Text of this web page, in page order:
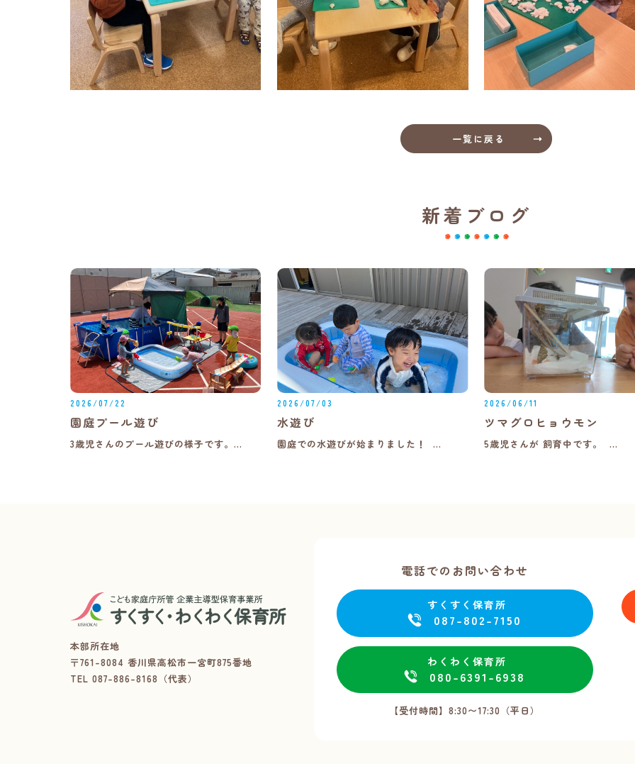
一覧に戻る
新着ブログ
2026/07/22
園庭プール遊び
3歳児さんのプール遊びの様子です。…
2026/07/03
水遊び
園庭での水遊びが始まりました！ …
2026/06/11
ツマグロヒョウモン
5歳児さんが 飼育中です。 …
本部所在地
〒761-8084 香川県高松市一宮町875番地
TEL 087-886-8168（代表）
電話でのお問い合わせ
すくすく保育所
087-802-7150
わくわく保育所
080-6391-6938
【受付時間】8:30〜17:30（平日）